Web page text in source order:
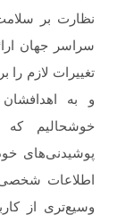
نظارت بر
سراسر جهان
تغییرات لازم را
و به
پوشیدنی‌های
اطلاعات
وسیع‌تری از